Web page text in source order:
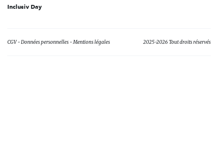
Inclusiv Day
CGV Données personnelles Mentions légales 2025-2026 Tout droits réservés